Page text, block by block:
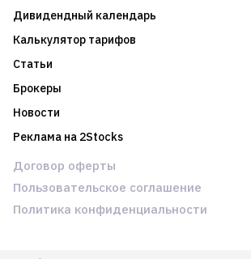
Дивидендный календарь
Калькулятор тарифов
Статьи
Брокеры
Новости
Реклама на 2Stocks
Договор оферты
Пользовательское соглашение
Политика конфиденциальности